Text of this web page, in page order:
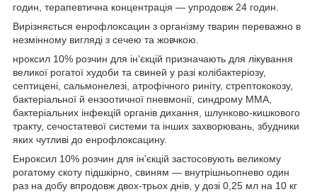
годин, терапевтична концентрація — упродовж 24 годин.
Вирізняється енрофлоксацин з організму тварин переважно в
незмінному вигляді з сечею та жовчкою.
нроксил 10% розчин для ін'єкцій призначають для лікування
великої рогатої худоби та свиней у разі колібактеріозу,
септицені, сальмонелезі, атрофічного риніту, стрептококозу,
бактеріальної й ензоотичної пневмонії, синдрому ММА,
бактеріальних інфекцій органів дихання, шлунково-кишкового
тракту, сечостатевої системи та інших захворювань, збудники
яких чутливі до енрофлоксацину.
Енроксил 10% розчин для ін'єкцій застосовують великому
рогатому скоту підшкірно, свиням — внутрішньопнево один
раз на добу впродовж двох-трьох днів, у дозі 0,25 мл на 10 кг